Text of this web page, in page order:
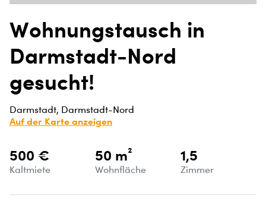
Wohnungstausch in
Darmstadt-Nord
gesucht!
Darmstadt, Darmstadt-Nord
Auf der Karte anzeigen
500 €
Kaltmiete
50 m²
Wohnfläche
1,5
Zimmer